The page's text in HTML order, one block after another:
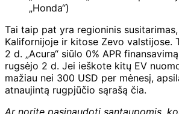
„Honda“)
Tai taip pat yra regioninis
Kalifornijoje ir kitose Zevo valstijose.
2 d. „Acura“ siūlo 0% APR
rugsėjo 2 d. Jei ieškote kitų EV
mažiau nei 300 USD per mėnesį,
atnaujintą rugpjūčio sąrašą čia.
Ar norite pasinaudoti santaupomis,